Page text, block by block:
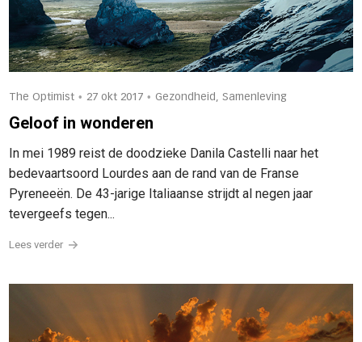
The Optimist • 27 okt 2017 • Gezondheid, Samenleving
Geloof in wonderen
In mei 1989 reist de doodzieke Danila Castelli naar het
bedevaartsoord Lourdes aan de rand van de Franse
Pyreneeën. De 43-jarige Italiaanse strijdt al negen jaar
tevergeefs tegen...
Lees verder